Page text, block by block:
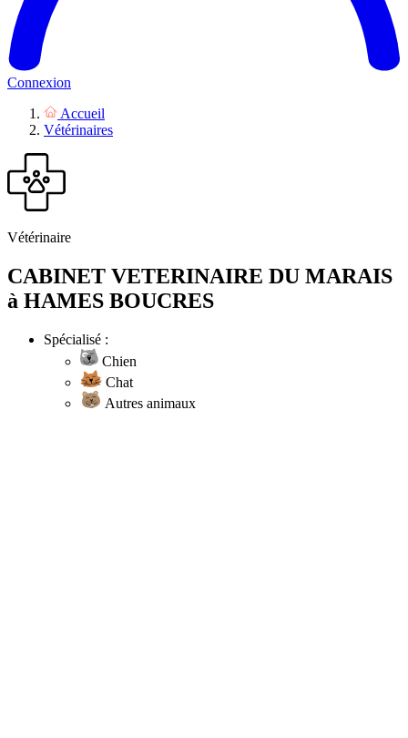
Connexion
Accueil
Vétérinaires
Vétérinaire
CABINET VETERINAIRE DU MARAIS
à HAMES BOUCRES
Spécialisé :
Chien
Chat
Autres animaux